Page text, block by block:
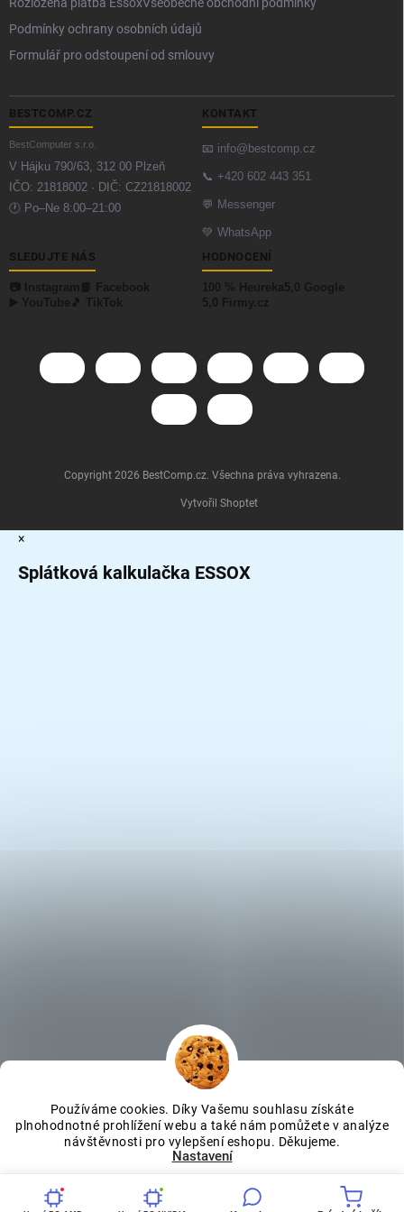
Používáme cookies. Díky Vašemu souhlasu získáte
plnohodnotné prohlížení webu a také nám pomůžete v analýze
návštěvnosti pro vylepšení eshopu. Děkujeme.
Nastavení
Podmínky ochrany osobních údajů
Formulář pro odstoupení od smlouvy
BESTCOMP.CZ
BestComputer s.r.o.
V Hájku 790/63, 312 00 Plzeň
IČO: 21818002 · DIČ: CZ21818002
🕐 Po–Ne 8:00–21:00
KONTAKT
📧 info@bestcomp.cz
📞 +420 602 443 351
💬 Messenger
💚 WhatsApp
SLEDUJTE NÁS HODNOCENÍ
Vytvořil Shoptet
Copyright 2026 BestComp.cz. Všechna práva vyhrazena.
×
Splátková kalkulačka ESSOX